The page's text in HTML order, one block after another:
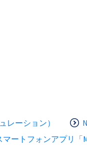
レーション）
マートフォンアプリ「